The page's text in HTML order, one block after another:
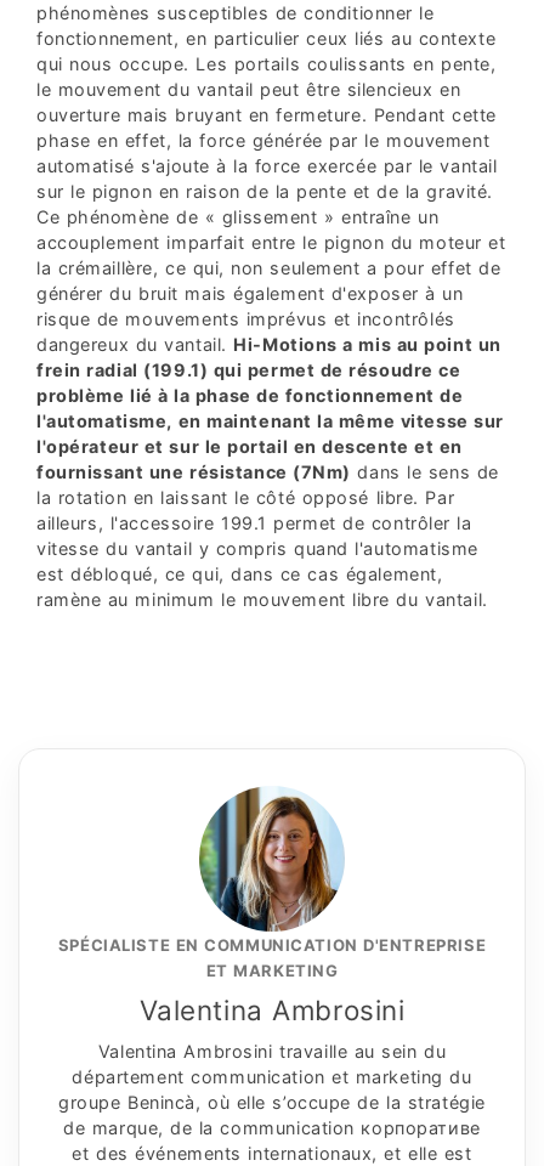
phénomènes susceptibles de conditionner le
fonctionnement, en particulier ceux liés au contexte
qui nous occupe. Les portails coulissants en pente,
le mouvement du vantail peut être silencieux en
ouverture mais bruyant en fermeture. Pendant cette
phase en effet, la force générée par le mouvement
automatisé s'ajoute à la force exercée par le vantail
sur le pignon en raison de la pente et de la gravité.
Ce phénomène de « glissement » entraîne un
accouplement imparfait entre le pignon du moteur et
la crémaillère, ce qui, non seulement a pour effet de
générer du bruit mais également d'exposer à un
risque de mouvements imprévus et incontrôlés
dangereux du vantail. Hi-Motions a mis au point un
frein radial (199.1) qui permet de résoudre ce
problème lié à la phase de fonctionnement de
l'automatisme, en maintenant la même vitesse sur
l'opérateur et sur le portail en descente et en
fournissant une résistance (7Nm) dans le sens de
la rotation en laissant le côté opposé libre. Par
ailleurs, l'accessoire 199.1 permet de contrôler la
vitesse du vantail y compris quand l'automatisme
est débloqué, ce qui, dans ce cas également,
ramène au minimum le mouvement libre du vantail.
SPÉCIALISTE EN COMMUNICATION D'ENTREPRISE
ET MARKETING
Valentina Ambrosini
Valentina Ambrosini travaille au sein du
département communication et marketing du
groupe Benincà, où elle s’occupe de la stratégie
de marque, de la communication корпоративe
et des événements internationaux, et elle est